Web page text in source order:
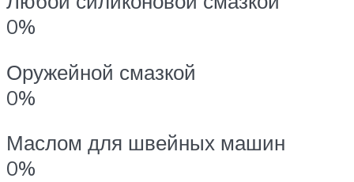
0%
Оружейной смазкой
0%
Маслом для швейных машин
0%